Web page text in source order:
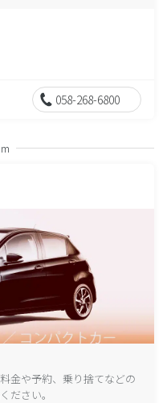
058-268-6800
金や予約、乗り捨てなどの
ださい。